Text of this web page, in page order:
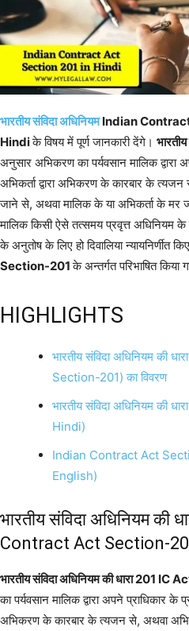
भारतीय संविदा अधिनियमIndian
Hindiके विषय में पूर्ण जानकारी देंगे।
अनुसार अभिकरण का पर्यवसान मालिक
अभिकर्ता द्वारा अभिकरण के कारबार के
जाने से, अथवा मालिक के या अभिकर्ता के मर
मालिक किसी ऐसे तत्समय प्रवृत्त अधिनियम के
के अनुतोष के लिए हो दिवालिया न्यायनिर्णीत
Section-201के अन्तर्गत परिभाषित किया
HIGHLIGHTS
भारतीय संविदा अधिनियम की
Section-201) का विवरण
भारतीय संविदा अधिनियम की
Hindi)
Indian Contract Act
English)
भारतीय संविदा अधिनियम की
Contract Act Section-
भारतीय संविदा अधिनियम की धारा 201
का पर्यवसान मालिक द्वारा अपने प्राधिकार के
अभिकरण के कारबार के त्यजन से, अथवा